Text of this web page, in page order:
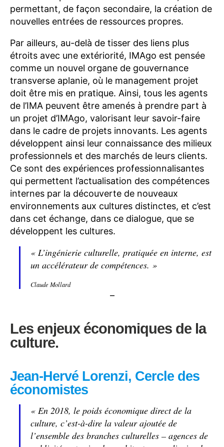
permettant, de façon secondaire, la création de
nouvelles entrées de ressources propres.
Par ailleurs, au-delà de tisser des liens plus
étroits avec une extériorité, IMAgo est pensée
comme un nouvel organe de gouvernance
transverse aplanie, où le management projet
doit être mis en pratique. Ainsi, tous les agents
de l’IMA peuvent être amenés à prendre part à
un projet d’IMAgo, valorisant leur savoir-faire
dans le cadre de projets innovants. Les agents
développent ainsi leur connaissance des milieux
professionnels et des marchés de leurs clients.
Ce sont des expériences professionnalisantes
qui permettent l’actualisation des compétences
internes par la découverte de nouveaux
environnements aux cultures distinctes, et c’est
dans cet échange, dans ce dialogue, que se
développent les cultures.
« L’ingénierie culturelle, pratiquée en interne, est
un accélérateur de compétences. »
Claude Mollard
–
Les enjeux économiques de la
culture.
Jean-Hervé Lorenzi, Cercle des
économistes
« En 2018, le poids économique direct de la
culture, c’est-à-dire la valeur ajoutée de
l’ensemble des branches culturelles – agences de